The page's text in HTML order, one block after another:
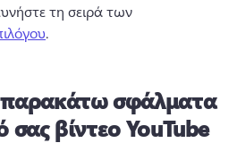
τη σειρά των
.
σφάλματα
σας βίντεο YouTube